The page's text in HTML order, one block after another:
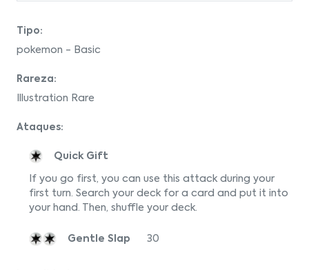
Tipo:
pokemon - Basic
Rareza:
Illustration Rare
Ataques:
Quick Gift
If you go first, you can use this attack during your
first turn. Search your deck for a card and put it into
your hand. Then, shuffle your deck.
Gentle Slap 30